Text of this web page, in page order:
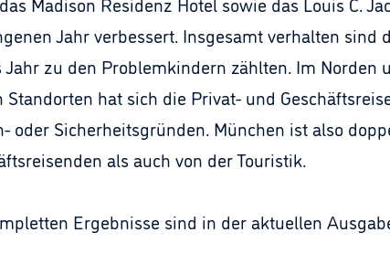
Jahr verbessert. Insgesamt verhalten
Jahr zu den Problemkindern zählten. Im
Standorten hat sich die Privat- und
oder Sicherheitsgründen. München ist also
als auch von der Touristik.
Ergebnisse sind in der aktuellen